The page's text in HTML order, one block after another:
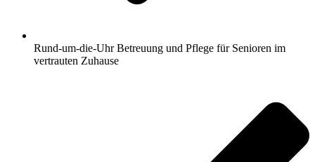
Rund-um-die-Uhr Betreuung und Pflege für Senioren im
vertrauten Zuhause